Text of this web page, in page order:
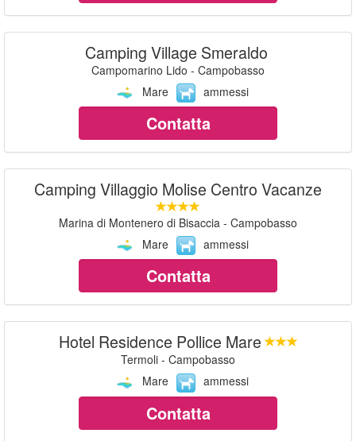
Camping Village Smeraldo
Campomarino Lido - Campobasso
Mare
ammessi
Contatta
Camping Villaggio Molise Centro Vacanze
Marina di Montenero di Bisaccia - Campobasso
Mare
ammessi
Contatta
Hotel Residence Pollice Mare
Termoli - Campobasso
Mare
ammessi
Contatta